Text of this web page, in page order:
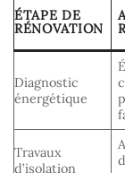
ÉTAPE DE
RÉNOVATION
Diagnostic
énergétique
Travaux
d’isolation